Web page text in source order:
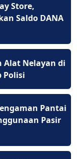
Store,
Saldo DANA
Alat Nelayan di
Polisi
Pantai
Pasir